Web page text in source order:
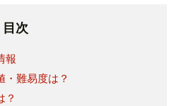
目次
報
・難易度は？
？